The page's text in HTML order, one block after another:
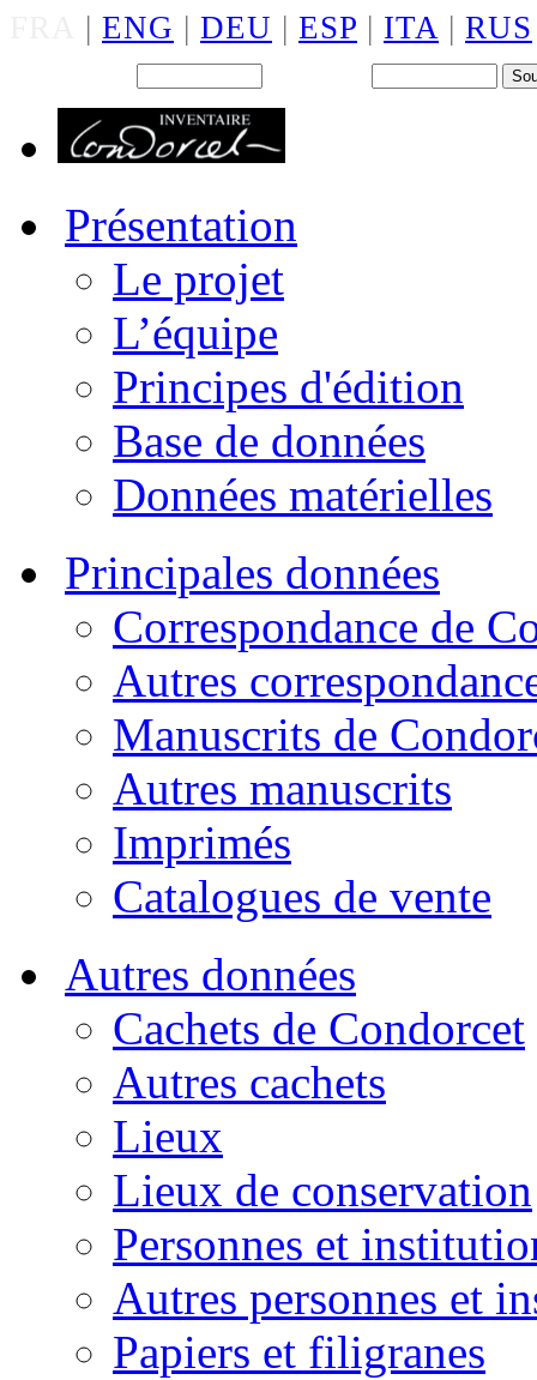
| ENG | DEU | ESP | ITA | RUS
Présentation
Le projet
L’équipe
Principes d'édition
Base de données
Données matérielles
Principales données
Correspondance de
Autres
Manuscrits de
Autres manuscrits
Imprimés
Catalogues de vente
Autres données
Cachets de Condorcet
Autres cachets
Lieux
Lieux de conservation
Personnes et
Autres personnes et
Papiers et filigranes